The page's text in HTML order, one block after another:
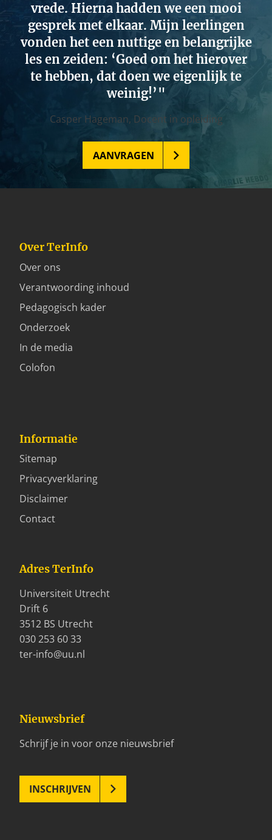
vrede. Hierna hadden we een mooi
gesprek met elkaar. Mijn leerlingen
vonden het een nuttige en belangrijke
les en zeiden: ‘Goed om het hierover
te hebben, dat doen we eigenlijk te
weinig!’
Casper Hageman, Docent in opleiding
AANVRAGEN
Over TerInfo
Over ons
Verantwoording inhoud
Pedagogisch kader
Onderzoek
In de media
Colofon
Informatie
Sitemap
Privacyverklaring
Disclaimer
Contact
Adres TerInfo
Universiteit Utrecht
Drift 6
3512 BS Utrecht
030 253 60 33
ter-info@uu.nl
Nieuwsbrief
Schrijf je in voor onze nieuwsbrief
INSCHRIJVEN